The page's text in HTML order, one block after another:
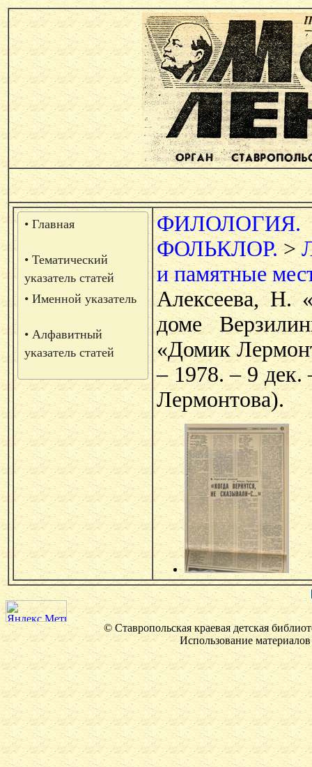
• Главная
• Тематический
указатель статей
• Именной указатель
• Алфавитный
указатель статей
ФОЛЬКЛОР.>
и памятные
Алексеева, Н.
доме
«Домик
– 1978. – 9
Лермонтова).
© Ставропольская краевая детская
Использование